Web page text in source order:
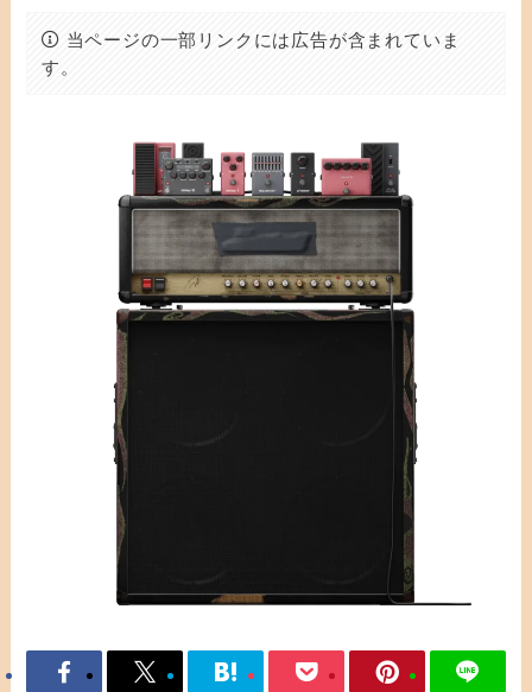
当ページの一部リンクには広告が含まれていま
す。